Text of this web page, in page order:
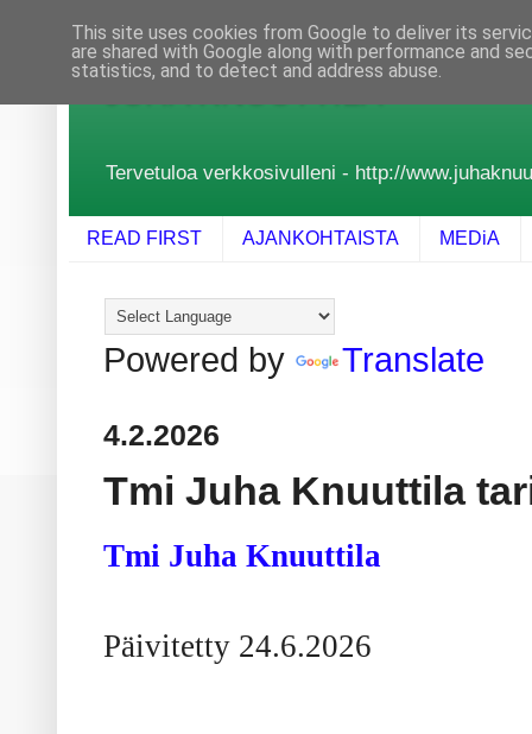
JUHA KNUUTTILA
Tervetuloa verkkosivulleni - http://
READ FIRST AJANKOHTAISTA MEDiA
Powered by Translate
4.2.2026
Tmi Juha Knuuttila
Tmi Juha Knuuttila
Päivitetty 24.6.2026
This site uses cookies from Google to deliver its
are shared with Google along with performance and
statistics, and to detect and address abuse.